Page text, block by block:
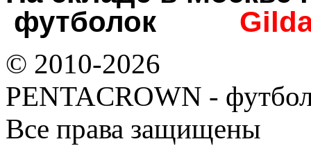
футболок
© 2010-2026
PENTACROWN -
Все права защищены